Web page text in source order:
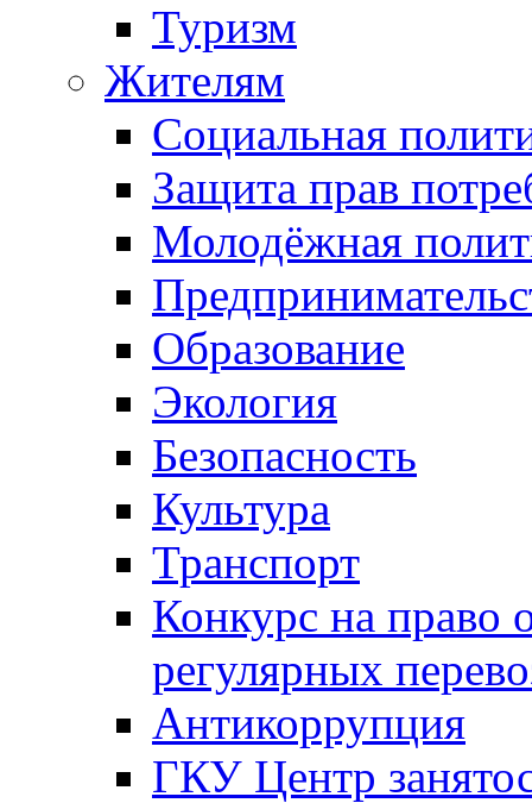
Туризм
Жителям
Социальная
Защита прав
Молодёжная
Образование
Экология
Безопасность
Культура
Транспорт
Конкурс на право
регулярных
Антикоррупция
ГКУ Центр